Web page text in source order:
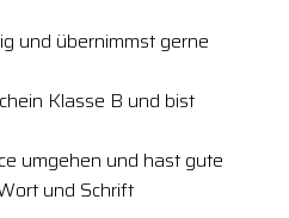
und übernimmst gerne
Klasse B und bist
umgehen und hast gute
und Schrift